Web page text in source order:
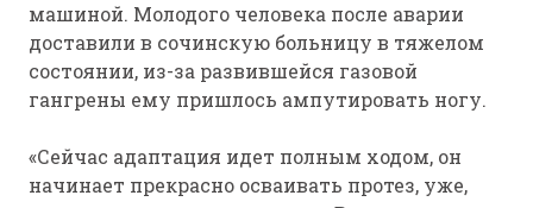
машиной. Молодого человека после аварии
доставили в сочинскую больницу в тяжелом
состоянии, из-за развившейся газовой
гангрены ему пришлось ампутировать ногу.
«Сейчас адаптация идет полным ходом, он
начинает прекрасно осваивать протез, уже,